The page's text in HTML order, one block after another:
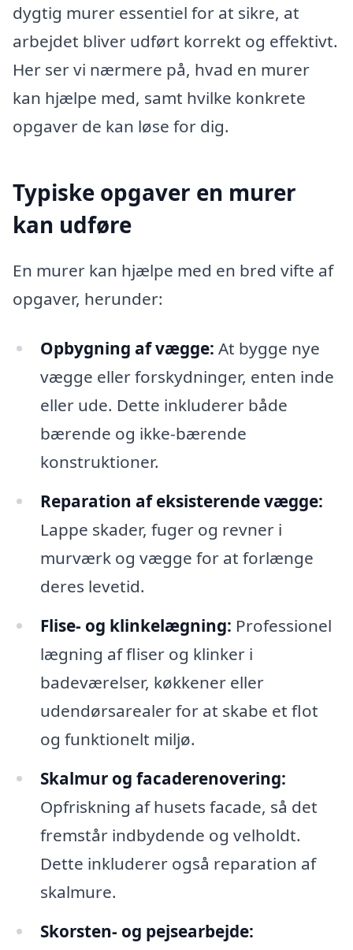
dygtig murer essentiel for at sikre, at
arbejdet bliver udført korrekt og effektivt.
Her ser vi nærmere på, hvad en murer
kan hjælpe med, samt hvilke konkrete
opgaver de kan løse for dig.
Typiske opgaver en murer
kan udføre
En murer kan hjælpe med en bred vifte af
opgaver, herunder:
Opbygning af vægge: At bygge nye
vægge eller forskydninger, enten inde
eller ude. Dette inkluderer både
bærende og ikke-bærende
konstruktioner.
Reparation af eksisterende vægge:
Lappe skader, fuger og revner i
murværk og vægge for at forlænge
deres levetid.
Flise- og klinkelægning: Professionel
lægning af fliser og klinker i
badeværelser, køkkener eller
udendørsarealer for at skabe et flot
og funktionelt miljø.
Skalmur og facaderenovering:
Opfriskning af husets facade, så det
fremstår indbydende og velholdt.
Dette inkluderer også reparation af
skalmure.
Skorsten- og pejsearbejde: